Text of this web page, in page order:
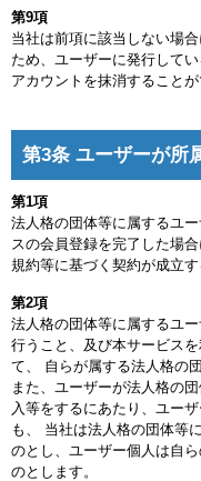
第9項
当社は前項に該当しない場
ため、ユーザーに発行して
アカウントを抹消することが
第3条 ユーザーが所
第1項
法人格の団体等に属するユ
スの会員登録を完了した場
規約等に基づく契約が成立す
第2項
法人格の団体等に属するユ
行うこと、及び本サービス
て、 自らが属する法人格の
また、ユーザーが法人格の
入等をするにあたり、ユー
も、 当社は法人格の団体等
のとし、ユーザー個人は自
のとします。